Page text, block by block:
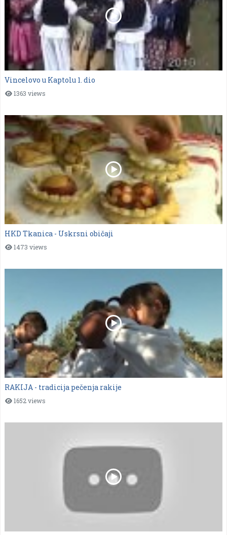
Vincelovo u Kaptolu 1. dio
1363 views
HKD Tkanica - Uskrsni običaji
1473 views
RAKIJA - tradicija pečenja rakije
1652 views